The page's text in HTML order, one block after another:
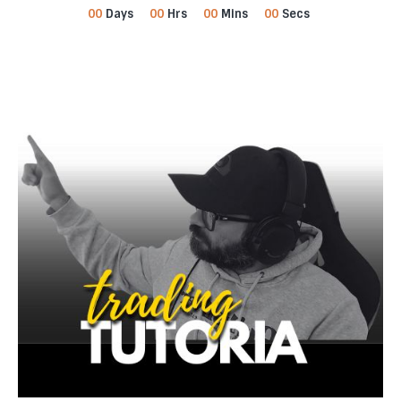
00 Days 00 Hrs 00 Mins 00 Secs